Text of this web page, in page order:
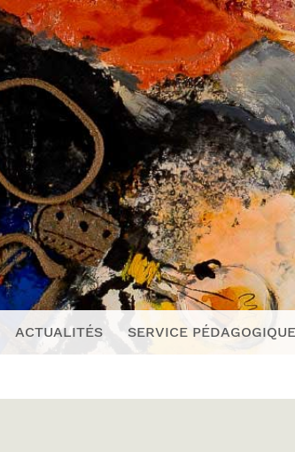
ACTUALITÉS SERVICE PÉDAGOGIQUE